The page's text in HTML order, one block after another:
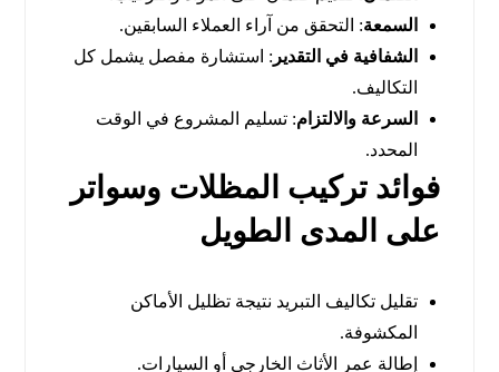
السمعة: التحقق من آراء العملاء السابقين.
الشفافية في التقدير : استشارة مفصل يشمل كل
التكاليف.
السرعة والالتزام: تسليم المشروع في الوقت
المحدد.
فوائد تركيب المظلات وسواتر
على المدى الطويل
تقليل تكاليف التبريد نتيجة تظليل الأماكن
المكشوفة.
إطالة عمر الأثاث الخارجي أو السيارات.